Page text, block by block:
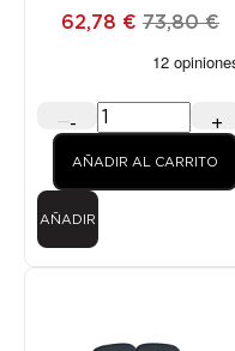
naranja
62,78 € 73,80 €
- +
AÑADIR AL CARRITO
AÑADIR